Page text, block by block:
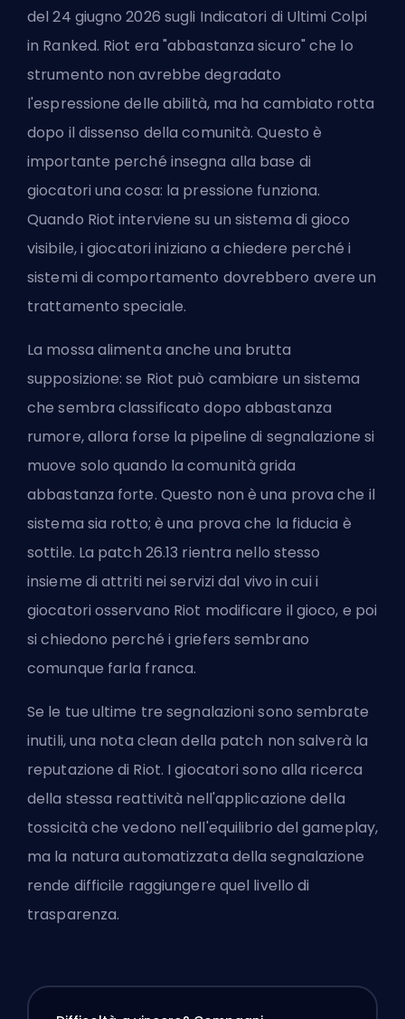
del 24 giugno 2026 sugli Indicatori di Ultimi Colpi
in Ranked. Riot era "abbastanza sicuro" che lo
strumento non avrebbe degradato
l'espressione delle abilità, ma ha cambiato rotta
dopo il dissenso della comunità. Questo è
importante perché insegna alla base di
giocatori una cosa: la pressione funziona.
Quando Riot interviene su un sistema di gioco
visibile, i giocatori iniziano a chiedere perché i
sistemi di comportamento dovrebbero avere un
trattamento speciale.
La mossa alimenta anche una brutta
supposizione: se Riot può cambiare un sistema
che sembra classificato dopo abbastanza
rumore, allora forse la pipeline di segnalazione si
muove solo quando la comunità grida
abbastanza forte. Questo non è una prova che il
sistema sia rotto; è una prova che la fiducia è
sottile. La patch 26.13 rientra nello stesso
insieme di attriti nei servizi dal vivo in cui i
giocatori osservano Riot modificare il gioco, e poi
si chiedono perché i griefers sembrano
comunque farla franca.
Se le tue ultime tre segnalazioni sono sembrate
inutili, una nota clean della patch non salverà la
reputazione di Riot. I giocatori sono alla ricerca
della stessa reattività nell'applicazione della
tossicità che vedono nell'equilibrio del gameplay,
ma la natura automatizzata della segnalazione
rende difficile raggiungere quel livello di
trasparenza.